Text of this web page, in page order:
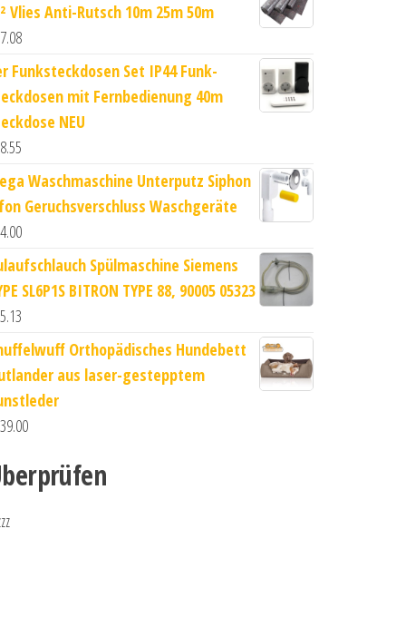
Vlies Anti-Rutsch 10m 25m 50m
Funksteckdosen Set IP44 Funk-
mit Fernbedienung 40m
NEU
Waschmaschine Unterputz Siphon
Geruchsverschluss Waschgeräte
Spülmaschine Siemens
SL6P1S BITRON TYPE 88, 90005 05323
Orthopädisches Hundebett
aus laser-gestepptem